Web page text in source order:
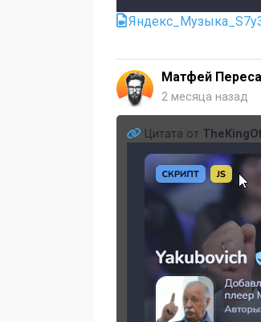
Матфей
2 месяца назад
Цитата от